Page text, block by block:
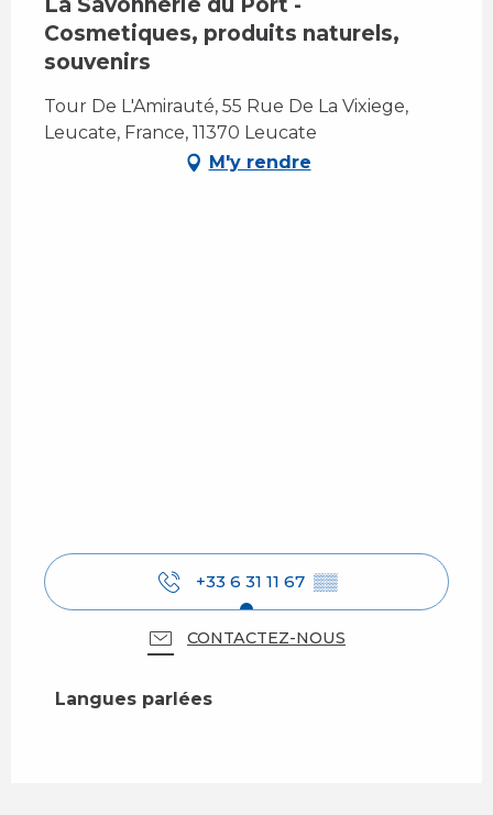
Cosmetiques, produits naturels,
souvenirs
Tour De L'Amirauté, 55 Rue De La Vixiege,
Leucate, France, 11370 Leucate
M'y rendre
+33 6 31 11 67 ▒▒
CONTACTEZ-NOUS
Langues parlées
Langues parlées